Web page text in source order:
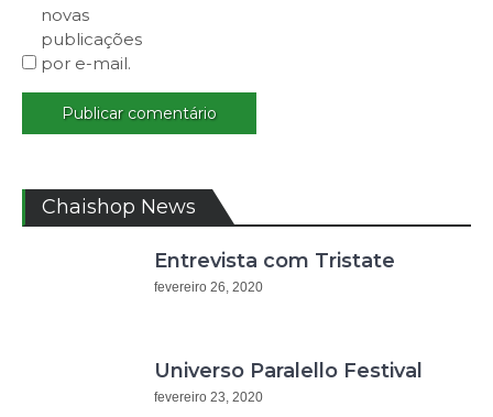
novas
publicações
por e-mail.
Chaishop News
Entrevista com Tristate
fevereiro 26, 2020
Universo Paralello Festival
fevereiro 23, 2020